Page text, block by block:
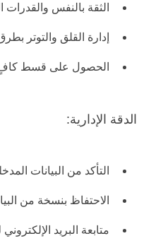
الثقة بالنفس
إدارة القلق والتوتر
الحصول على قسط كافٍ
الدقة الإدارية:
التأكد من البيانات
الاحتفاظ بنسخة من
متابعة البريد